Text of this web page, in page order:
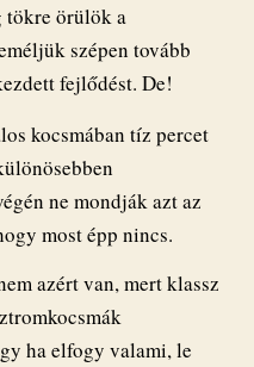
tökre örülök a
szépen tovább
fejlődést. De!
kocsmában tíz percet
ne mondják azt az
most épp nincs.
azért van, mert klassz
ha elfogy valami, le